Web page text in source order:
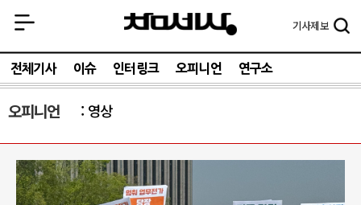
기사제보
전체기사 이슈 인터링크 오피니언 연구소
오피니언 영상